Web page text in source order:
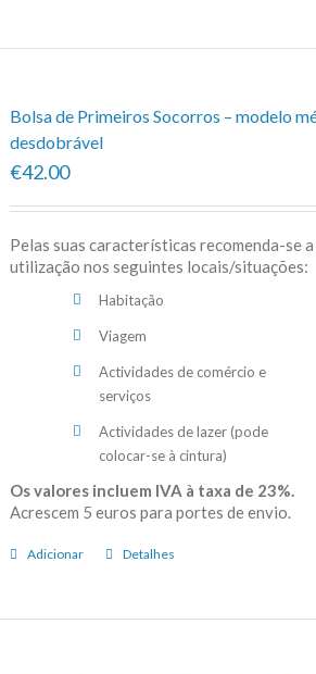
Bolsa de Primeiros Socorros – modelo
desdobrável
€42.00
Pelas suas características recomenda-se a
utilização nos seguintes locais/situações:
Habitação
Viagem
Actividades de comércio e
serviços
Actividades de lazer (pode
colocar-se à cintura)
Os valores incluem IVA à taxa de 23%.
Acrescem 5 euros para portes de envio.
Adicionar Detalhes